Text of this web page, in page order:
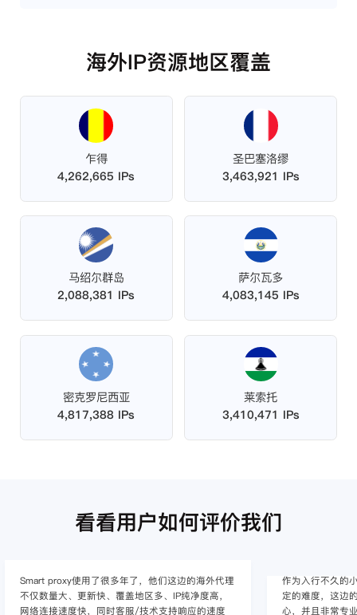
海外IP资源地区覆盖
乍得
4,262,665 IPs
圣巴塞洛缪
3,463,921 IPs
马绍尔群岛
2,088,381 IPs
萨尔瓦多
4,083,145 IPs
密克罗尼西亚
4,817,388 IPs
莱索托
3,410,471 IPs
看看用户如何评价我们
作为入行不久的小白，上手使用Smart proxy会有一
定的难度，这边的客服人员/技术支持人员非常有耐
心，并且非常专业，很快就上手了，使用体验整体
作为一家跨境电
上面经营着多个
着强烈的需求，